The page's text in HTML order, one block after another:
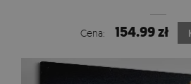
Cena: 154.99 zł